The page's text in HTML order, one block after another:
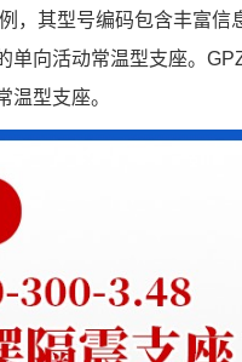
，其型号编码包含丰富
单向活动常温型支座。
温型支座。